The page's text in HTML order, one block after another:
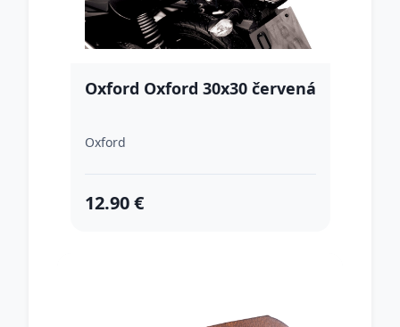
Oxford Oxford 30x30 červená
Oxford
12.90 €